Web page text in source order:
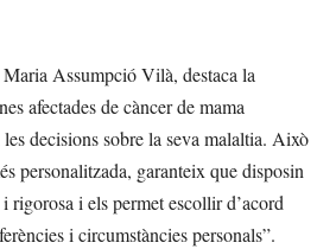
Assumpció Vilà, destaca la
afectades de càncer de mama
decisions sobre la seva malaltia. Això
personalitzada, garanteix que disposin
rigorosa i els permet escollir d’acord
i circumstàncies personals”.